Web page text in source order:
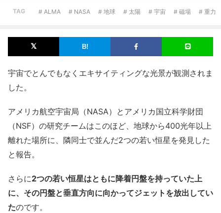
TAG # ALMA # NASA # 地球 # 太陽 # 宇宙 # 磁場 # 重力
宇宙でとんでもなくエキサイティングな光景が観測されま
した。
アメリカ航空宇宙局（NASA）とアメリカ国立科学財団
（NSF）の研究チームはこのほど、地球から400光年以上
離れた場所に、隣同士で並んだ2つの若い恒星を発見した
と報告。
さらに2つの若い恒星はともに降着円盤を持っていた上
に、その円盤と垂直方向に向かってジェットを放出してい
たのです。